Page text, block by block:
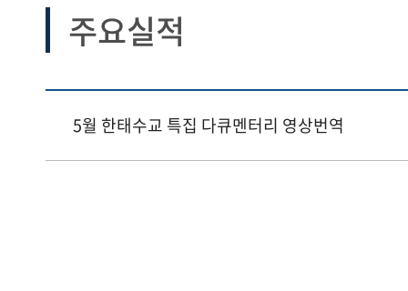
주요실적
5월 한태수교 특집 다큐멘터리 영상번역